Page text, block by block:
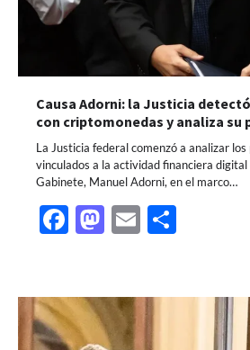
Causa Adorni: la Justicia
con criptomonedas y analiza
La Justicia federal comenzó a analizar
vinculados a la actividad financiera digital
Gabinete, Manuel Adorni, en el marco…
Facebook
Mastodon
Email